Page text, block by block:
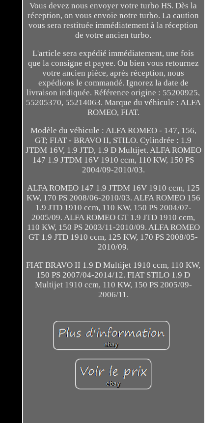
Vous devez nous envoyer votre turbo HS. Dès la
réception, on vous envoie notre turbo. La caution
vous sera restituée immédiatement à la réception
de votre ancien turbo.
L'article sera expédié immédiatement, une fois
que la consigne et payee. Ou bien vous retournez
votre ancien pièce, après réception, nous
expédions le commandé. Ignorez la date de
livraison indiquée. Référence origine : 55200925,
55205370, 55214063. Marque du véhicule : ALFA
ROMEO, FIAT.
Modèle du véhicule : ALFA ROMEO - 147, 156,
GT; FIAT - BRAVO II, STILO. Cylindrée : 1.9
JTDM 16V, 1.9 JTD, 1.9 D Multijet. ALFA ROMEO
147 1.9 JTDM 16V 1910 ccm, 110 KW, 150 PS
2004/09-2010/03.
ALFA ROMEO 147 1.9 JTDM 16V 1910 ccm, 125
KW, 170 PS 2008/06-2010/03. ALFA ROMEO 156
1.9 JTD 1910 ccm, 110 KW, 150 PS 2004/07-
2005/09. ALFA ROMEO GT 1.9 JTD 1910 ccm,
110 KW, 150 PS 2003/11-2010/09. ALFA ROMEO
GT 1.9 JTD 1910 ccm, 125 KW, 170 PS 2008/05-
2010/09.
FIAT BRAVO II 1.9 D Multijet 1910 ccm, 110 KW,
150 PS 2007/04-2014/12. FIAT STILO 1.9 D
Multijet 1910 ccm, 110 KW, 150 PS 2005/09-
2006/11.